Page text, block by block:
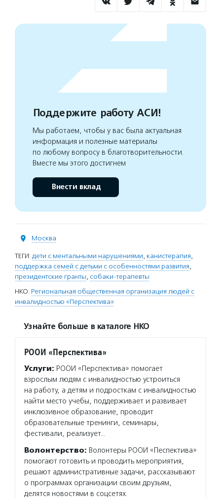
Поддержите работу АСИ!
Мы работаем, чтобы у вас была актуальная
информация и полезные материалы
по любому вопросу в благотворительности.
Вместе мы этого достигнем
Внести вклад
Москва
ТЕГИ: дети с ментальными нарушениями, канистерапия,
поддержка семей с детьми с особенностями развития,
президентские гранты, собаки-терапевты
НКО: Региональная общественная организация людей с
инвалидностью «Перспектива»
Узнайте больше в каталоге НКО
РООИ «Перспектива»
Услуги: РООИ «Перспектива» помогает
взрослым людям с инвалидностью устроиться
на работу, а детям и подросткам с инвалидностью
найти место учебы, поддерживает и развивает
инклюзивное образование, проводит
образовательные тренинги, семинары,
фестивали, реализует…
Волонтерство: Волонтеры РООИ «Песпектива»
помогают готовить и проводить мероприятия,
решают административные задачи, рассказывают
о программах организации своим друзьям,
делятся новостями в соцсетях.